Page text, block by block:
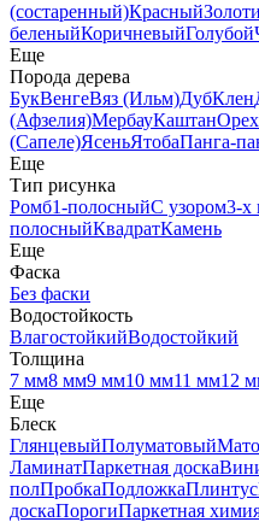
(состаренный)Красный
беленыйКоричневыйГолубой
Еще
Порода дерева
БукВенгеВяз (Ильм)ДубКлен
(Афзелия)МербауКаштанОрех
(Сапеле)ЯсеньЯтобаПанга-
Еще
Тип рисунка
Ромб1-полосныйС узором3-х
полосныйКвадратКамень
Еще
Фаска
Без фаски
Водостойкость
ВлагостойкийВодостойкий
Толщина
7 мм8 мм9 мм10 мм11 мм12
Еще
Блеск
ГлянцевыйПолуматовый
ЛаминатПаркетная доска
полПробкаПодложкаПлинтус
доскаПорогиПаркетная